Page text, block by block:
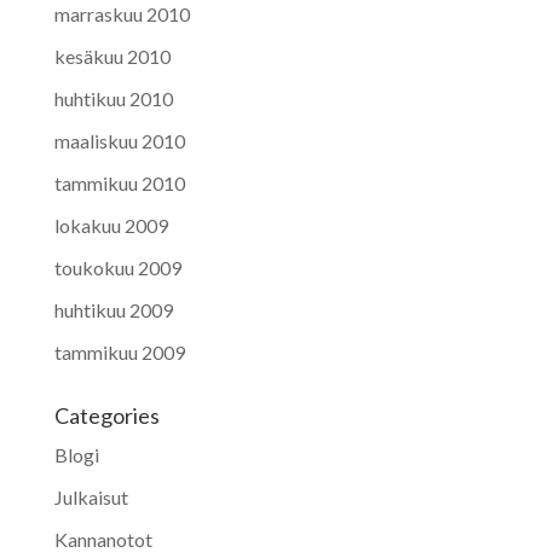
marraskuu 2010
kesäkuu 2010
huhtikuu 2010
maaliskuu 2010
tammikuu 2010
lokakuu 2009
toukokuu 2009
huhtikuu 2009
tammikuu 2009
Categories
Blogi
Julkaisut
Kannanotot